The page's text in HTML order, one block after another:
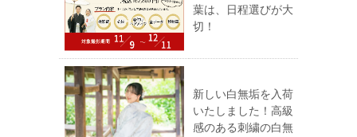
葉は、日程選びが大
切！
新しい白無垢を入荷
いたしました！高級
感のある刺繍の白無